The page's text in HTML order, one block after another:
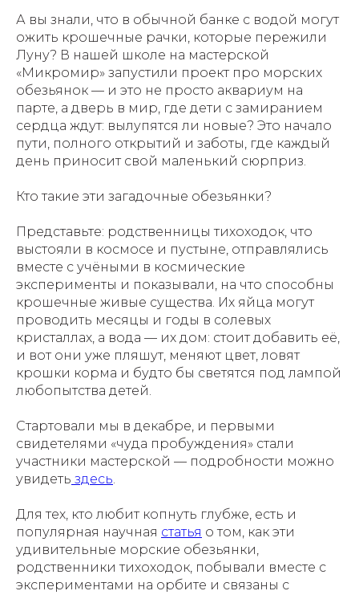
А вы знали, что в обычной банке с водой могут
ожить крошечные рачки, которые пережили
Луну? В нашей школе на мастерской
«Микромир» запустили проект про морских
обезьянок — и это не просто аквариум на
парте, а дверь в мир, где дети с замиранием
сердца ждут: вылупятся ли новые? Это начало
пути, полного открытий и заботы, где каждый
день приносит свой маленький сюрприз.
Кто такие эти загадочные обезьянки?
Представьте: родственницы тихоходок, что
выстояли в космосе и пустыне, отправлялись
вместе с учёными в космические
эксперименты и показывали, на что способны
крошечные живые существа. Их яйца могут
проводить месяцы и годы в солевых
кристаллах, а вода — их дом: стоит добавить её,
и вот они уже пляшут, меняют цвет, ловят
крошки корма и будто бы светятся под лампой
любопытства детей.
Стартовали мы в декабре, и первыми
свидетелями «чуда пробуждения» стали
участники мастерской — подробности можно
увидеть здесь
Для тех, кто любит копнуть глубже, есть и
популярная научная статья о том, как эти
удивительные морские обезьянки,
родственники тихоходок, побывали вместе с
экспериментами на орбите и связаны с